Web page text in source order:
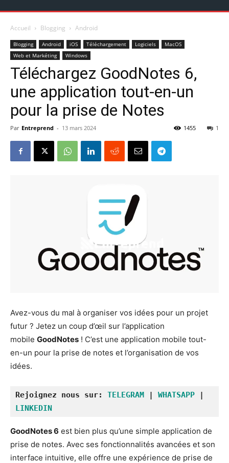
Accueil Blogging Android
Blogging Android iOS Téléchargement Logiciels
MacOS
Web et Markéting
Windows
Téléchargez GoodNotes 6,
une application tout-en-un
pour la prise de Notes
Par Entreprend - 13 mars 2024 1
1455
Avez-vous du mal à organiser vos idées pour un projet
futur ? Jetez un coup d’œil sur l’application
mobile GoodNotes ! C’est une application mobile tout-
en-un pour la prise de notes et l’organisation de vos
idées.
Rejoignez nous sur: TELEGRAM | WHATSAPP
LINKEDIN
GoodNotes 6 est bien plus qu’une simple application de
prise de notes. Avec ses fonctionnalités avancées et son
interface intuitive, elle offre une expérience de prise de